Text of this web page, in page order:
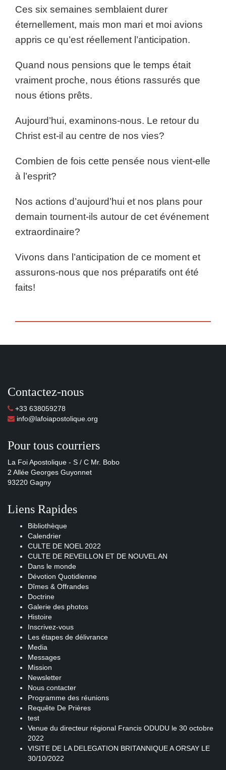
Ces six semaines semblaient durer
éternellement, mais mon mari et moi avions
appris ce qu’est réellement l’anticipation.
Quand nous pensions que le temps était
vraiment proche, nous étions rassurés que
nous étions prêts.
Aujourd’hui, examinons-nous. Le retour du
Christ est-il au centre de nos vies?
Combien de fois cette pensée nous vient-elle
à l’esprit?
Nos actions d’aujourd’hui et nos plans pour
demain tournent-ils autour de cet événement
extraordinaire?
Vivons dans l’anticipation de ce moment et
assurons-nous que nos préparatifs ont été
faits!
Contactez-nous
+33 638059278
info@lafoiapostolique.org
Pour tous courriers
La Foi Apostolique - S / C Mr. Bobo
2 Allée Georges Guyonnet
93220 Gagny
Liens Rapides
Bibliothèque
Calendrier
CULTE DE NOEL 2022
CULTE DE REVEILLON ET DE NOUVEL AN
Dans le monde
Dévotion Quotidienne
Dîmes & Offrandes
Doctrine
Galerie des photos
Histoire
Inscrivez-vous
Les étapes de délivrance
Media
Messages
Mission
Newsletter
Nous contacter
Programme des réunions
Requête De Prières
test
Venue du directeur régional Francis ODUDU le 30 octobre
2022
VISITE DE LA DELEGATION BRITANNIQUE A ORSAY LE
30/10/2022